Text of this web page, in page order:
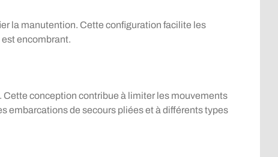
la manutention. Cette configuration facilite les
encombrant.
conception contribue à limiter les mouvements
embarcations de secours pliées et à différents types